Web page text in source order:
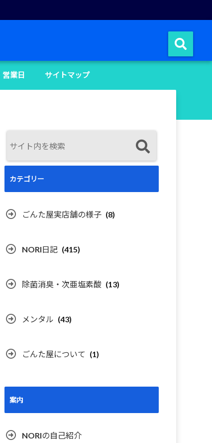
営業日 サイトマップ
カテゴリー
ごんた屋実店舗の様子 (8)
NORI日記 (415)
除菌消臭・次亜塩素酸 (13)
メンタル (43)
ごんた屋について (1)
案内
NORIの自己紹介